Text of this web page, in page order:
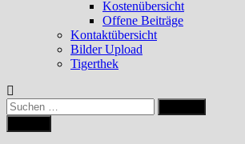
Kostenübersicht
Offene Beiträge
Kontaktübersicht
Bilder Upload
Tigerthek
Suchen
nach: